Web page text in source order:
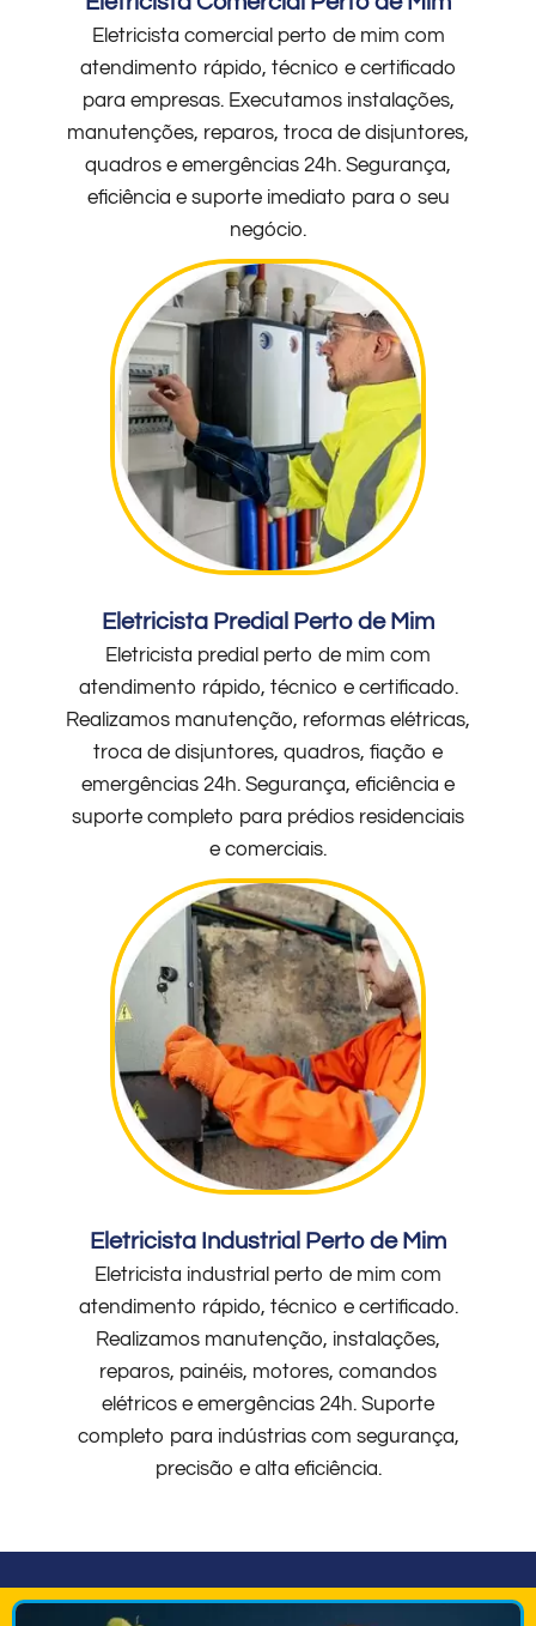
Eletricista comercial perto de mim com
atendimento rápido, técnico e certificado
para empresas. Executamos instalações,
manutenções, reparos, troca de disjuntores,
quadros e emergências 24h. Segurança,
eficiência e suporte imediato para o seu
negócio.
Eletricista Predial Perto de Mim
Eletricista predial perto de mim com
atendimento rápido, técnico e certificado.
Realizamos manutenção, reformas elétricas,
troca de disjuntores, quadros, fiação e
emergências 24h. Segurança, eficiência e
suporte completo para prédios residenciais
e comerciais.
Eletricista Industrial Perto de Mim
Eletricista industrial perto de mim com
atendimento rápido, técnico e certificado.
Realizamos manutenção, instalações,
reparos, painéis, motores, comandos
elétricos e emergências 24h. Suporte
completo para indústrias com segurança,
precisão e alta eficiência.